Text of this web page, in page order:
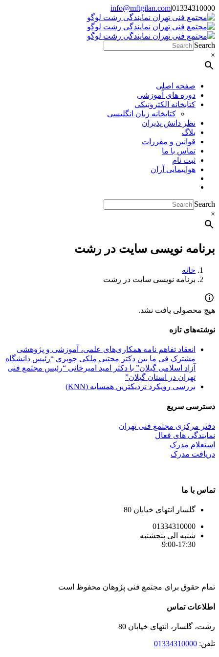
Skip
to
content
01334310000
|
info@mftgilan.com
Instagram
LinkedIn
Search
×
صفحه اصلی
دوره های آموزشی
کتابخانه الکترونیکی
کتابخانه زبان انگلیسی
نظر دانش پذیران
بلاگ
قوانین و مقررات
تماس با ما
ثبت نام
هواپیمایی آران
Search
×
برنامه نویسی سایت در رشت
خانه
برنامه نویسی سایت در رشت
هیچ محصولی یافت نشد.
نوشته‌های تازه
انعقاد تفاهم نامه همکاری‌های علمی، آموزشی و پژوهشی
مشترک فی ما بین دکتر مجتبی ملکی چوبری “رئیس دانشگاه
آزاد اسلامی گیلان” با دکتر امید امیرخانی “رئیس مجتمع فنی
تهران در استان گیلان”
بررسی رویکرد نزدیکترین همسایه (KNN)
دسترسی سریع
دفتر مرکزی مجتمع فنی تهران
نمایندگی های فعال
استعلام مدرک
دریافت مدرک
تماس با ما
گلسار انتهای خیابان 80
01334310000
شنبه الی پنجشنبه
9:00-17:30
تمام حقوق برای مجتمع فنی پژوهان محفوظ است
Instagram
LinkedIn
Toggle
Bar
Area
اطلاعات تماس
رشت، گلسار، انتهای خیابان 80
تلفن: 01334310000